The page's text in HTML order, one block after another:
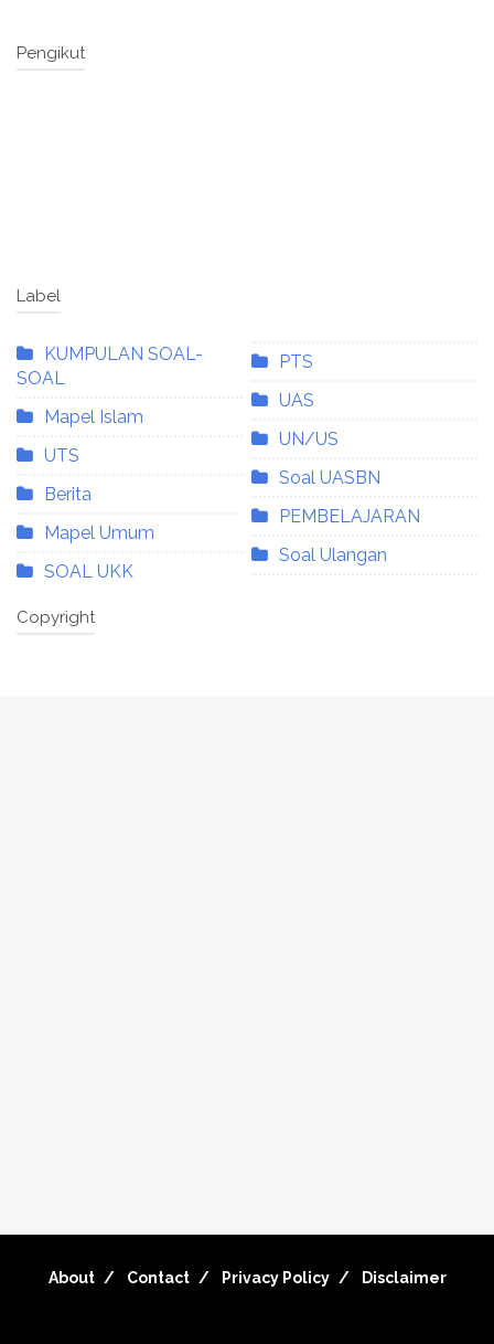
Pengikut
Label
KUMPULAN SOAL-
SOAL
Mapel Islam
UTS
Berita
Mapel Umum
SOAL UKK
PTS
UAS
UN/US
Soal UASBN
PEMBELAJARAN
Soal Ulangan
Copyright
About Contact Privacy Policy Disclaimer